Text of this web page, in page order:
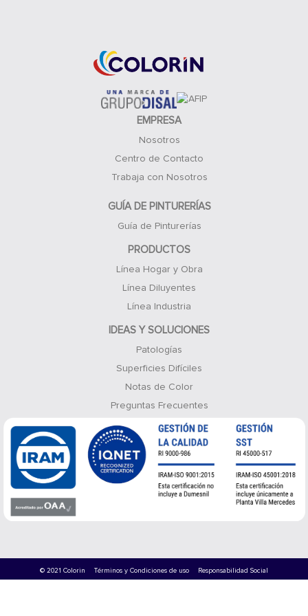
EMPRESA
Nosotros
Centro de Contacto
Trabaja con Nosotros
GUÍA DE PINTURERÍAS
Guía de Pinturerías
PRODUCTOS
Línea Hogar y Obra
Línea Diluyentes
Línea Industria
IDEAS Y SOLUCIONES
Patologías
Superficies Difíciles
Notas de Color
Preguntas Frecuentes
© 2021 Colorin Términos y Condiciones de uso Responsabilidad Social